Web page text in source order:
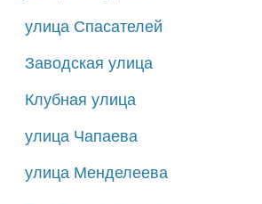
улица Спасателей
Заводская улица
Клубная улица
улица Чапаева
улица Менделеева